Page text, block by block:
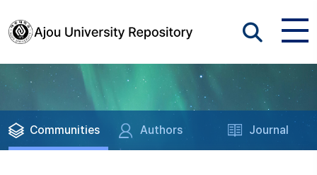
Communities Authors Journal